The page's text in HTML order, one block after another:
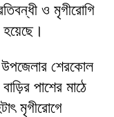
ও মৃগীরোগি
উপজেলার শেরকোল
পাশের মাঠে
মৃগীরোগে